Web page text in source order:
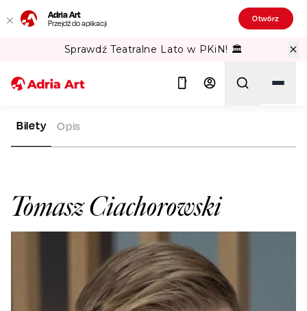
Adria Art
Przejdź do aplikacji Otwórz
Sprawdź Teatralne Lato w PKiN! 🏛️
ADRIA ART
Tomasz Ciachorowski
Bilety Opis